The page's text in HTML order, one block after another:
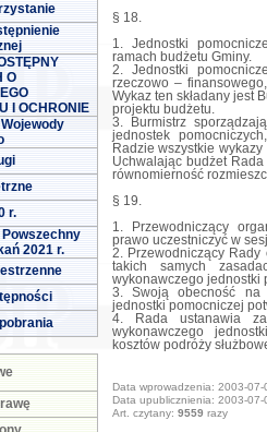
O
I OCHRONIE
r.
2021 r.
§ 18.
1. Jednostki
ramach budżetu Gminy.
2. Jednostki
rzeczowo –
Wykaz ten składany jest
projektu budżetu.
3. Burmistrz
jednostek
Radzie wszystkie
Uchwalając budżet
równomierność
§ 19.
1. Przewodniczący
prawo uczestniczyć w
2. Przewodniczący
takich samych
wykonawczego jednostki
3. Swoją obecność na
jednostki pomocniczej
4. Rada ustanawia
wykonawczego
kosztów podróży
Data wprowadzenia: 2003-07-
Data upublicznienia: 2003-07-
Art. czytany: 9559 razy